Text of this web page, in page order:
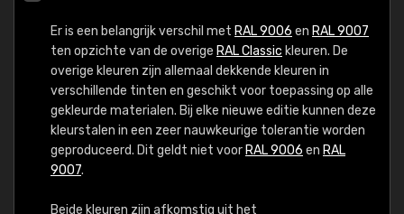
Er is een belangrijk verschil met RAL 9006 en RAL 9007
ten opzichte van de overige RAL Classic kleuren. De
overige kleuren zijn allemaal dekkende kleuren in
verschillende tinten en geschikt voor toepassing op alle
gekleurde materialen. Bij elke nieuwe editie kunnen deze
kleurstalen in een zeer nauwkeurige tolerantie worden
geproduceerd. Dit geldt niet voor RAL 9006 en RAL
9007.
Beide kleuren zijn afkomstig uit het